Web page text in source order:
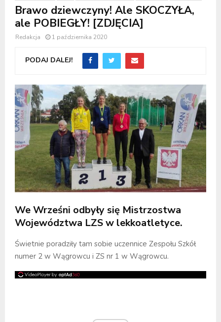
Brawo dziewczyny! Ale SKOCZYŁA,
ale POBIEGŁY! [ZDJĘCIA]
Redakcja 1 października 2020
PODAJ DALEJ!
We Wrześni odbyły się Mistrzostwa
Województwa LZS w lekkoatletyce.
Świetnie poradziły tam sobie uczennice Zespołu Szkół
numer 2 w Wągrowcu i ZS nr 1 w Wągrowcu.